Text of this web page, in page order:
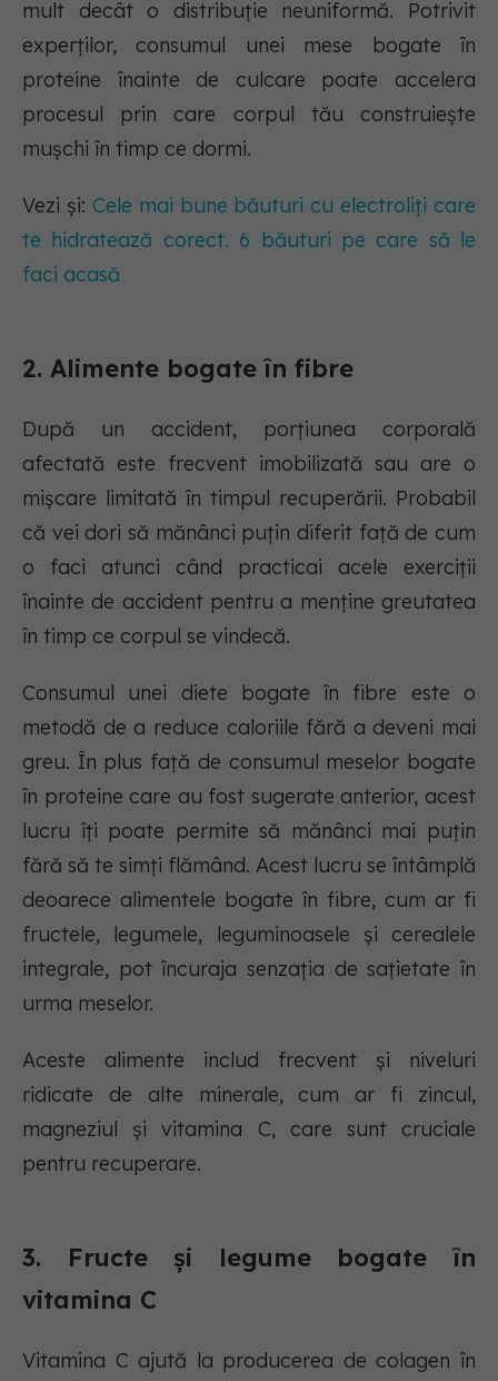
mult decât o distribuție neuniformă. Potrivit
experților, consumul unei mese bogate în
proteine înainte de culcare poate accelera
procesul prin care corpul tău construiește
mușchi în timp ce dormi.
Vezi și: Cele mai bune băuturi cu electroliți care
te hidratează corect. 6 băuturi pe care să le
faci acasă
2. Alimente bogate în fibre
După un accident, porțiunea corporală
afectată este frecvent imobilizată sau are o
mișcare limitată în timpul recuperării. Probabil
că vei dori să mănânci puțin diferit față de cum
o faci atunci când practicai acele exerciții
înainte de accident pentru a menține greutatea
în timp ce corpul se vindecă.
Consumul unei diete bogate în fibre este o
metodă de a reduce caloriile fără a deveni mai
greu. În plus față de consumul meselor bogate
în proteine care au fost sugerate anterior, acest
lucru îți poate permite să mănânci mai puțin
fără să te simți flămând. Acest lucru se întâmplă
deoarece alimentele bogate în fibre, cum ar fi
fructele, legumele, leguminoasele și cerealele
integrale, pot încuraja senzația de sațietate în
urma meselor.
Aceste alimente includ frecvent și niveluri
ridicate de alte minerale, cum ar fi zincul,
magneziul și vitamina C, care sunt cruciale
pentru recuperare.
3. Fructe și legume bogate în
vitamina C
Vitamina C ajută la producerea de colagen în